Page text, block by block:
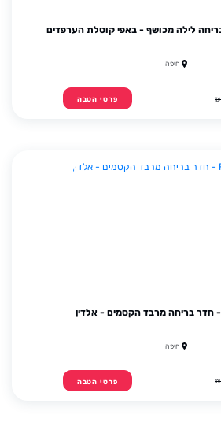
חיפה
פרטי הטבה
חיפה
פרטי הטבה